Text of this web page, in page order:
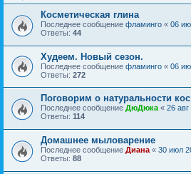
Косметическая глина
Последнее сообщение фламинго « 06
Ответы: 44
Худеем. Новый сезон.
Последнее сообщение фламинго « 06
Ответы: 272
Поговорим о натуральности
Последнее сообщение ДюДюка« 26
Ответы: 114
Домашнее мыловарение
Последнее сообщение Диана « 30 июл
Ответы: 88